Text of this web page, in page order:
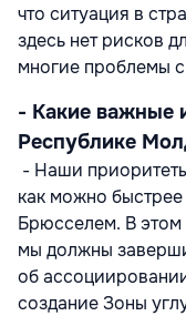
что ситуация в
здесь нет рисков
многие проблемы
- Какие важные
Республике
- Наши
как можно
Брюсселем. В этом
мы должны
об
создание Зоны